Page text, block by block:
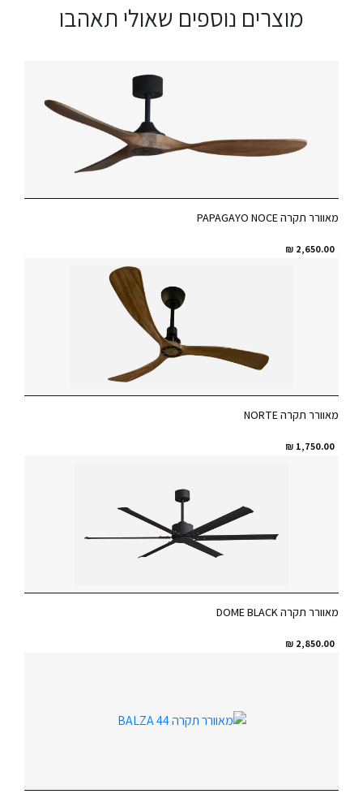
מוצרים נוספים שאולי תאהבו
מאוורר תקרה PAPAGAYO NOCE
2,650.00
₪
מאוורר תקרה NORTE
1,750.00
₪
מאוורר תקרה DOME BLACK
2,850.00
₪